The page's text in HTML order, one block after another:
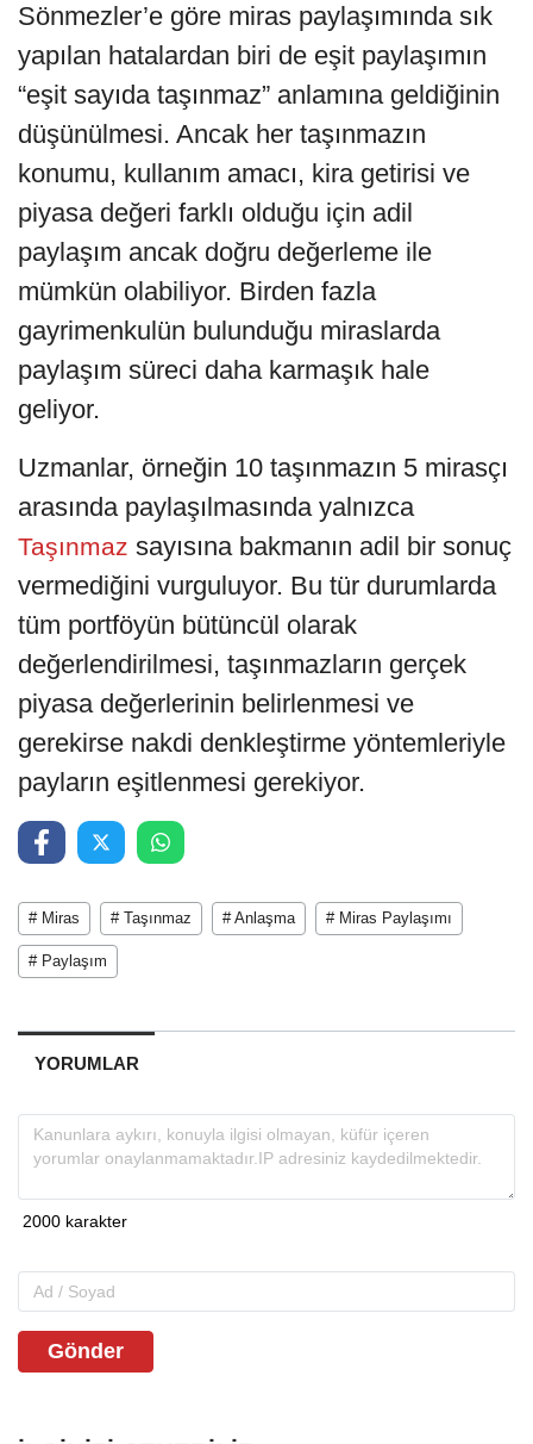
Sönmezler’e göre miras paylaşımında sık
yapılan hatalardan biri de eşit paylaşımın
“eşit sayıda taşınmaz” anlamına geldiğinin
düşünülmesi. Ancak her taşınmazın
konumu, kullanım amacı, kira getirisi ve
piyasa değeri farklı olduğu için adil
paylaşım ancak doğru değerleme ile
mümkün olabiliyor. Birden fazla
gayrimenkulün bulunduğu miraslarda
paylaşım süreci daha karmaşık hale
geliyor.
Uzmanlar, örneğin 10 taşınmazın 5 mirasçı
arasında paylaşılmasında yalnızca
Taşınmaz sayısına bakmanın adil bir sonuç
vermediğini vurguluyor. Bu tür durumlarda
tüm portföyün bütüncül olarak
değerlendirilmesi, taşınmazların gerçek
piyasa değerlerinin belirlenmesi ve
gerekirse nakdi denkleştirme yöntemleriyle
payların eşitlenmesi gerekiyor.
# Miras # Taşınmaz # Anlaşma # Miras Paylaşımı
# Paylaşım
YORUMLAR
Gönder